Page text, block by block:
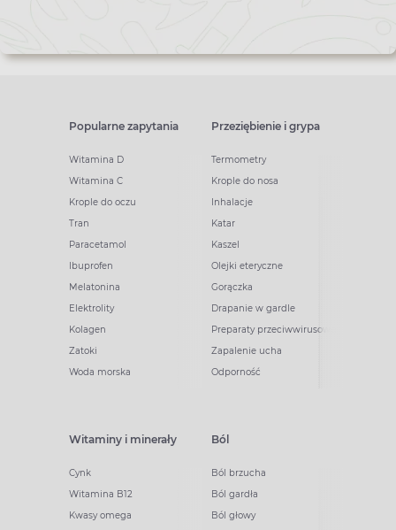
Popularne zapytania
Witamina D
Witamina C
Krople do oczu
Tran
Paracetamol
Ibuprofen
Melatonina
Elektrolity
Kolagen
Zatoki
Woda morska
Przeziębienie i grypa
Termometry
Krople do nosa
Inhalacje
Katar
Kaszel
Olejki eteryczne
Gorączka
Drapanie w gardle
Preparaty przeciwwirusowe
Zapalenie ucha
Odporność
Witaminy i minerały
Cynk
Witamina B12
Kwasy omega
Ból
Ból brzucha
Ból gardła
Ból głowy